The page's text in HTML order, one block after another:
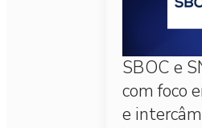
SBOC e
com foco
e